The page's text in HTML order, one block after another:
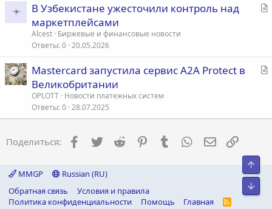
яС
я
В Узбекистане ужесточили контроль над
маркетплейсами
Alcest Биржевые и финансовые новости
Ответы 0 20.05.2026
С
ь
Mastercard запустила сервис A2A Protect в
Великобритании
OPLOTT Новости платежных систем
Ответы 0 28.07.2025
Поделиться: Facebook
Twitter Reddit PinterestTumblr WhatsApp
MMGP
Russian (RU)
Обратная связь
Условия и правила
Политика конфиденциальности
Помощь Главная
R